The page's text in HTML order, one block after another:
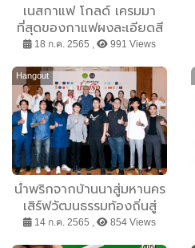
เนสกาแฟ โกลด์ เครมมา
ที่สุดของกาแฟผงละเอียดสี
ทอง ฉลองปรากฏการณ์
พิเศษกับแจ็คสัน หวัง
18 ก.ค. 2565 , 991 Views
Hangout
น้ำพริกจากบ้านนาสู่มหานคร
เสิร์ฟวัฒนธรรมท้องถิ่นสู่
ภูมิปัญญาร่วมสมัย
14 ก.ค. 2565 , 854 Views